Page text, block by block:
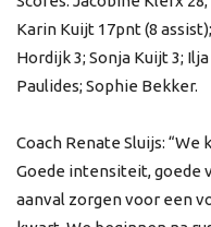
Karin Kuijt 17pnt (8
Hordijk 3; Sonja Kuijt 3;
Paulides; Sophie Bekker.
Coach Renate Sluijs:
Goede intensiteit, goede
aanval zorgen voor een